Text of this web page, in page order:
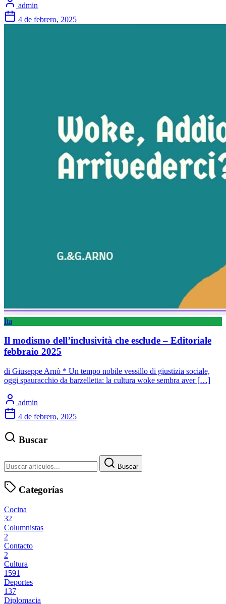
admin
4 de febrero, 2025
Ita
Il modismo dell’inclusività che esclude – Editoriale
febbraio 2025
di Giuseppe Arnò * Un tempo nobile vessillo di giustizia sociale,
oggi spauracchio da barzelletta: la cultura woke sembra aver […]
admin
4 de febrero, 2025
Buscar
Buscar
Categorías
Cocina
32
Columnistas
2
Contacto
2
Cultura
1591
Deportes
137
Diplomacia